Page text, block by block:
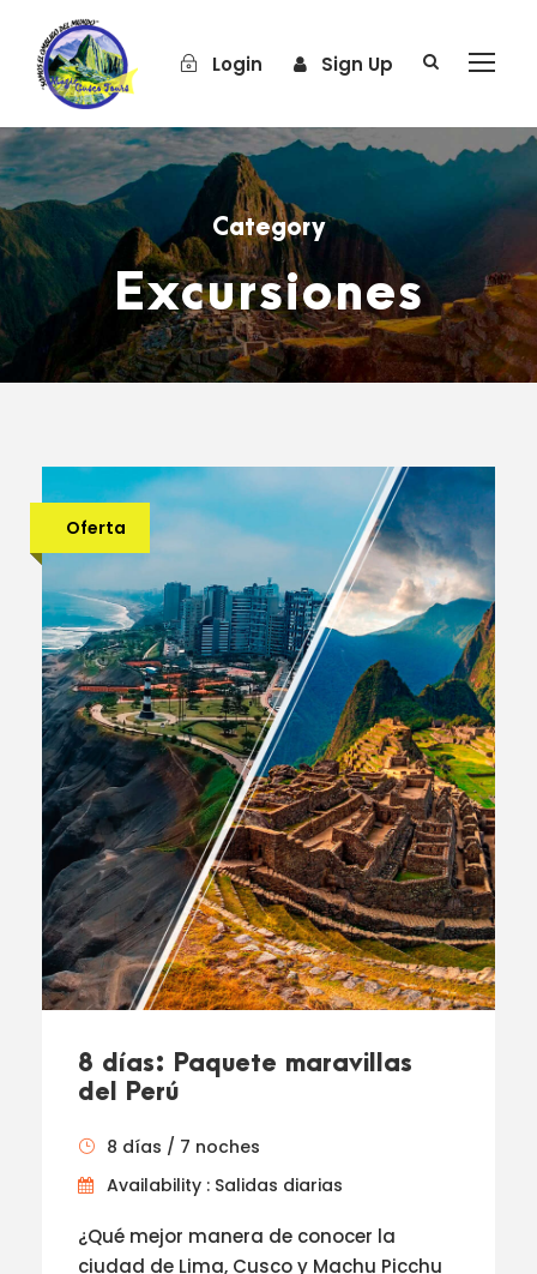
Login Sign Up
Category
Excursiones
Oferta
8 días: Paquete maravillas
del Perú
8 días / 7 noches
Availability : Salidas diarias
¿Qué mejor manera de conocer la
ciudad de Lima, Cusco y Machu Picchu